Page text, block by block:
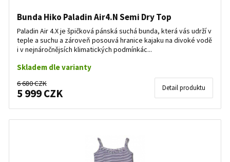
Bunda Hiko Paladin Air4.N Semi Dry Top
Paladin Air 4.X je špičková pánská suchá bunda, která vás udrží v
teple a suchu a zároveň posouvá hranice kajaku na divoké vodě
i v nejnáročnějsích klimatických podmínkác...
Skladem dle varianty
6 680 CZK
5 999 CZK Detail produktu